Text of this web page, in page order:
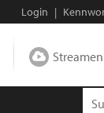
Login |
Streamen